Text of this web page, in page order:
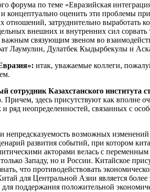
форума по теме «Евразийская
оценить эти проблемы
отношений, затруднительно
внешних и внутренних сил
связующим звеном во
Лаумулин, Дулатбек Кыдырбекулы и
итак, уважаемые коллеги,
Казахстанского института
Причем, здесь присутствуют как
ряд неопределенностей, связанных с
возможных
развития событий, при котором
акторами велась с
Западу, но и России. Китайское
что противодействовать
для Центральной Азии является
поддержания положительной